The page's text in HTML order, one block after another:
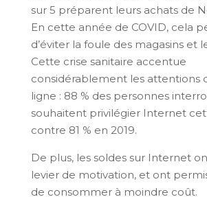
sur 5 préparent leurs achats de
En cette année de COVID, cela
d’éviter la foule des magasins et
Cette crise sanitaire accentue
considérablement les attentions
ligne : 88 % des personnes
souhaitent privilégier Internet
contre 81 % en 2019.
De plus, les soldes sur Internet
levier de motivation, et ont
de consommer à moindre coût.